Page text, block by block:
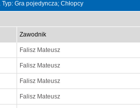
Gra pojedyncza; Chłopcy
Zawodnik
Falisz Mateusz
Falisz Mateusz
Falisz Mateusz
Falisz Mateusz